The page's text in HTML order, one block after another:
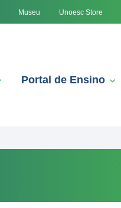
Museu Unoesc Store
Portal de Ensino